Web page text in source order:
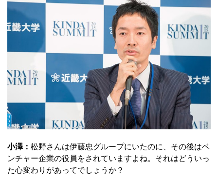
小澤： 松野さんは伊藤忠グループにいたのに、その後はベ
ンチャー企業の役員をされていますよね。それはどういっ
た心変わりがあってでしょうか？